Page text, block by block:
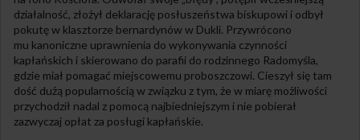
działalność, złożył deklarację posłuszeństwa biskupowi i odbył
pokutę w klasztorze bernardynów w Dukli. Przywrócono
mu kanoniczne uprawnienia do wykonywania czynności
kapłańskich i skierowano do parafii do rodzinnego Radomyśla,
gdzie miał pomagać miejscowemu proboszczowi. Cieszył się tam
dość dużą popularnością w związku z tym, że w miarę możliwości
przychodził nadal z pomocą najbiedniejszym i nie pobierał
zazwyczaj opłat za posługi kapłańskie.